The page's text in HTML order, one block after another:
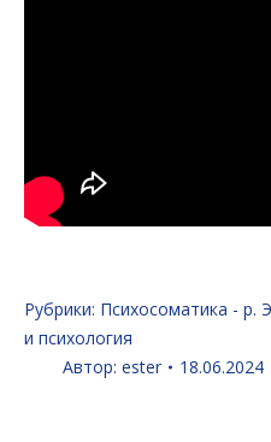
Рубрики: Психосоматика - р.
и психология
Автор: ester 18.06.2024